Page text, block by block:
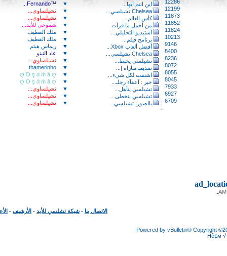
اين انتم ايها...
™Fernando...
Chelsea تشيلسي...
تشيلساوي...
كأس العالم...
تشيلساوي...
من أجمل ما قرأت
شموخي للأبد...
أستيديو التحليلي...
ملك القطيف
برنامح فيلم...
ملك القطيف
أفضل ألعاب Xbox...
ريماس هيثم
Chelsea تشيلسي...
عاد النينو
تشيلسي يحبط...
تشيلساوي...
تقديمـ مباراة |...
thamerinho
اشتقت لكل شيء...
ღ Ό ş ά ḿ â ღ
خبر : آعفآء رجلـ...
ღ Ό ş ά ḿ â ღ
تشيلسي يتأهل...
تشيلساوي...
تشيلسي يتخطى...
تشيلساوي...
بالصور: تشيلسي...
تشيلساوي...
الاتصال بنا- شبكة تشلسي للأبد -الأرشيف-الأعلى
Powered by vBulletin®